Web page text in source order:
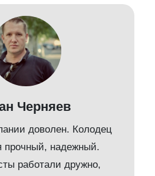
Черняев
доволен. Колодец
прочный, надежный.
работали дружно,